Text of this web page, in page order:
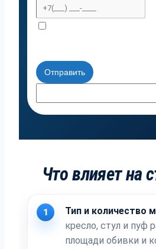
Отправить
Что влияет на
1 Тип и количество
кресло, стул и пуф
площади обивки и